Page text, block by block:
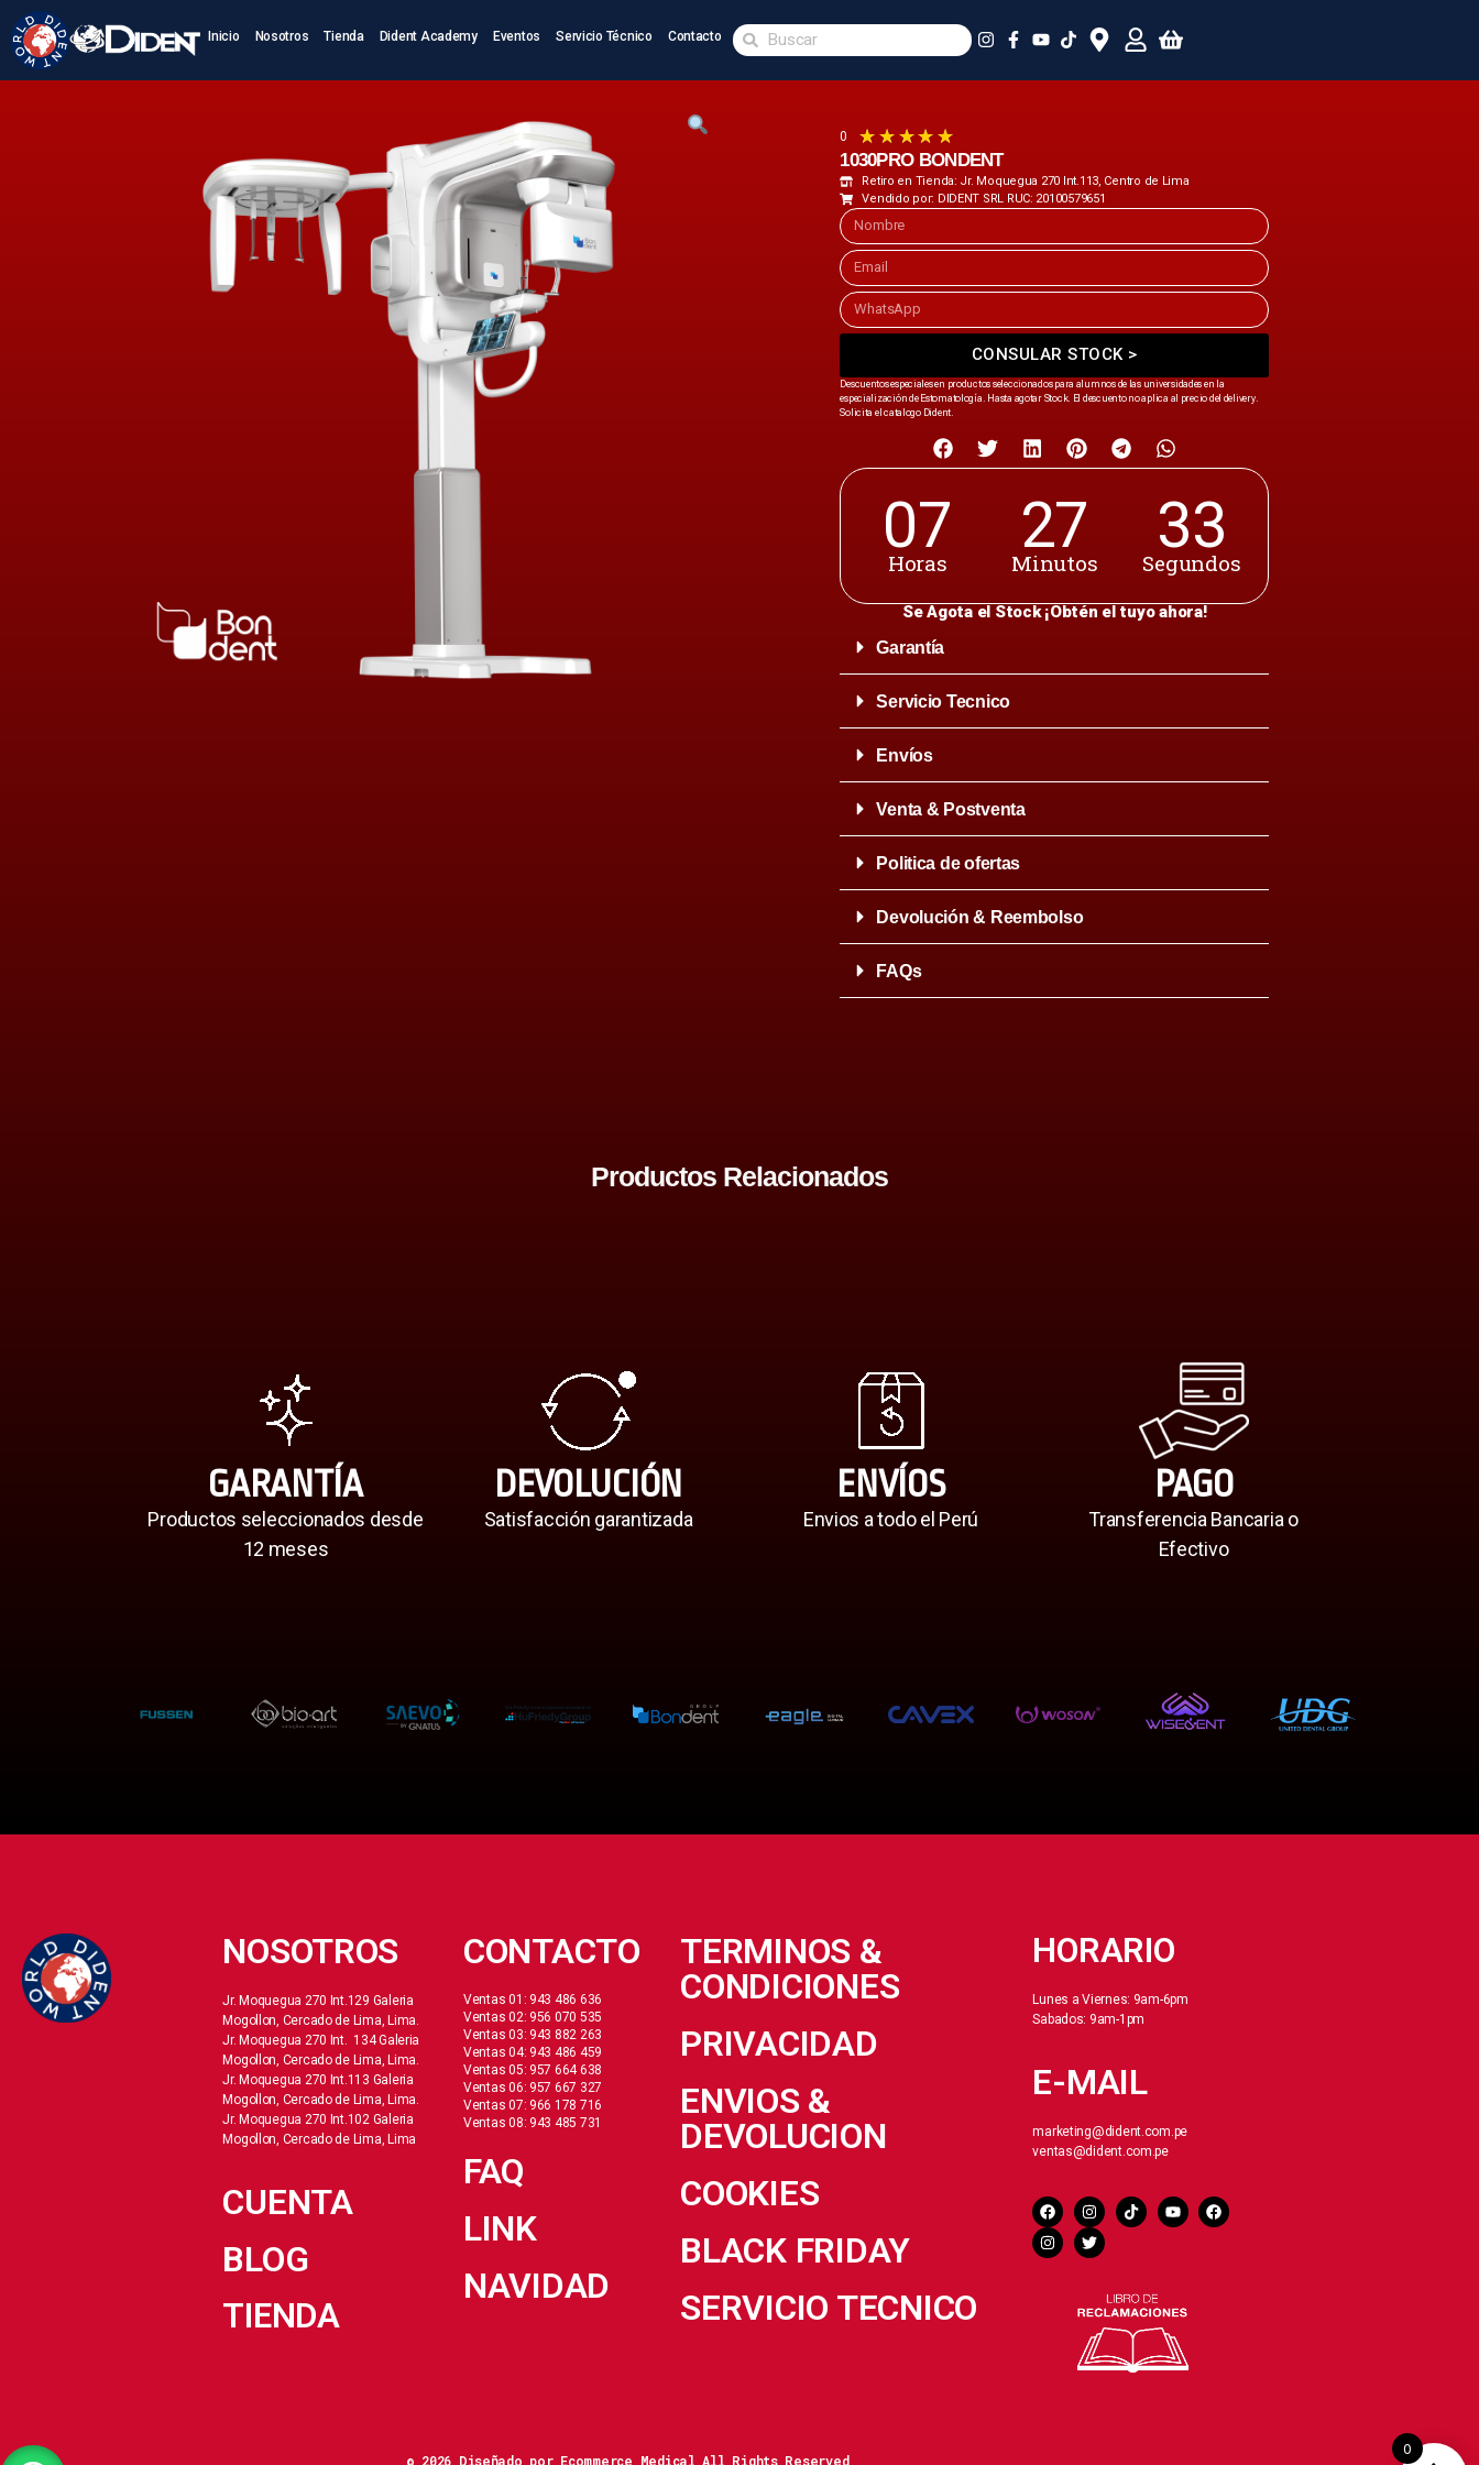
Inicio Nosotros Tienda Dident Academy Eventos Servicio Técnico Contacto
0 ★ ★ ★★ ★
1030PRO BONDENT
Retiro en Tienda: Jr. Moquegua 270 Int.113, Centro de Lima
Vendido por: DIDENT SRL RUC: 20100579651
CONSULAR STOCK >
Descuentos especiales en productos seleccionados para alumnos de las universidades en la
especialización de Estomatología. Hasta agotar Stock. El descuento no aplica al precio del delivery.
Solicita el catalogo Dident.
07
Horas
27
Minutos
32
Segundos
Se Agota el Stock ¡Obtén el tuyo ahora!
Garantía
Servicio Tecnico
Envíos
Venta & Postventa
Politica de ofertas
Devolución & Reembolso
FAQs
Productos Relacionados
GARANTÍA
Productos seleccionados desde
12 meses
DEVOLUCIÓN
Satisfacción garantizada
ENVÍOS
Envios a todo el Perú
PAGO
Transferencia Bancaria o
Efectivo
NOSOTROS
Jr. Moquegua 270 Int.129 Galeria
Mogollon, Cercado de Lima, Lima.
Jr. Moquegua 270 Int. 134 Galeria
Mogollon, Cercado de Lima, Lima.
Jr. Moquegua 270 Int.113 Galeria
Mogollon, Cercado de Lima, Lima.
Jr. Moquegua 270 Int.102 Galeria
Mogollon, Cercado de Lima, Lima
CUENTA
BLOG
TIENDA
CONTACTO
Ventas 01: 943 486 636
Ventas 02: 956 070 535
Ventas 03: 943 882 263
Ventas 04: 943 486 459
Ventas 05: 957 664 638
Ventas 06: 957 667 327
Ventas 07: 966 178 716
Ventas 08: 943 485 731
FAQ
LINK
NAVIDAD
TERMINOS &
CONDICIONES
PRIVACIDAD
ENVIOS &
DEVOLUCION
COOKIES
BLACK FRIDAY
SERVICIO TECNICO
HORARIO
Lunes a Viernes: 9am-6pm
Sabados: 9am-1pm
E-MAIL
marketing@dident.com.pe
ventas@dident.com.pe
© 2026 Diseñado por Ecommerce Medical All Rights Reserved
0